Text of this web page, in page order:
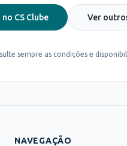
CS Clube Ver
sempre as condições e
NAVEGAÇÃO